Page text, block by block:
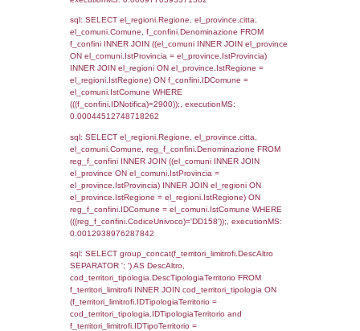
sql: SELECT Cognome, Nome FROM
reg_a2_ruolipersonale INNER JOIN
reg_a2_ruolipersonale.IDPersonale =
reg_a2_personale.IDPersonale WHERE
sql: SELECT a2p.Cognome, a2p.Nome
a2_ruolipersonale a2rp INNER JOIN
a2rp.IDPersonale = a2p.IDPersonale
(((a2p.IDNotifica)=2900) AND
executionMS: 0.00031590461730957
sql: SELECT Cognome, Nome FROM
reg_a2_ruolipersonale INNER JOIN
reg_a2_ruolipersonale.IDPersonale =
reg_a2_personale.IDPersonale WHERE